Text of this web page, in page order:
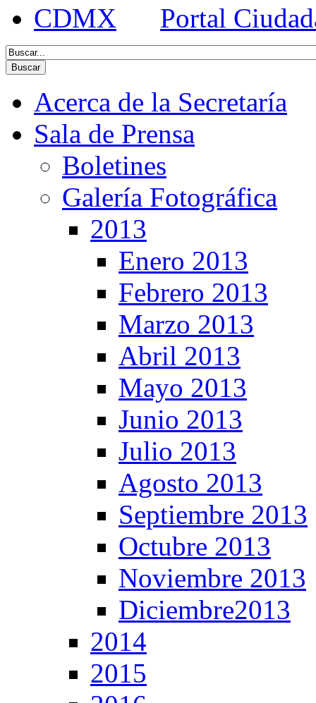
Portal
Acerca de la Secretaría
Sala de Prensa
Boletines
Galería Fotográfica
2013
Enero 2013
Febrero 2013
Marzo 2013
Abril 2013
Mayo 2013
Junio 2013
Julio 2013
Agosto 2013
Septiembre 2013
Octubre 2013
Noviembre 2013
Diciembre2013
2014
2015